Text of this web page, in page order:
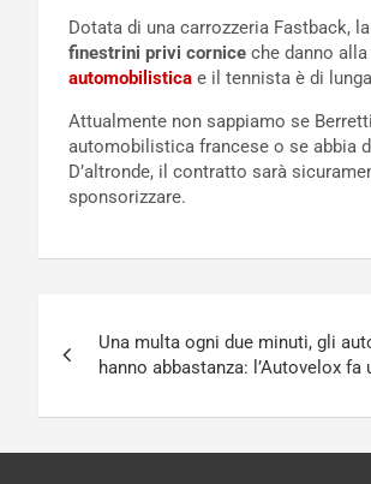
Dotata di una carrozzeria Fastback,
finestrini privi cornice che danno
automobilistica e il tennista è di
Attualmente non sappiamo se
automobilistica francese o se abbia
D’altronde, il contratto sarà
sponsorizzare.
articoli
Una multa ogni due minuti, gli
hanno abbastanza: l’Autovelox fa